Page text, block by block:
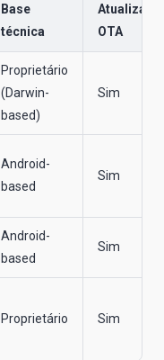
Base
técnica
OTA
Proprietário
(Darwin-
based)
Sim
Android-
based
Sim
Android-
based
Sim
Proprietário Sim